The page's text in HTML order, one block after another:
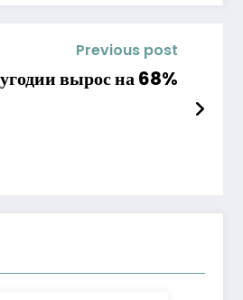
Previous post
вырос на 68%